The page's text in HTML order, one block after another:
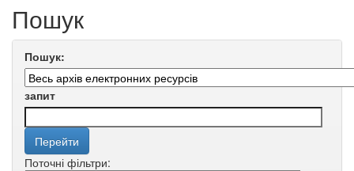
Пошук
Пошук:
запит
Поточні фільтри: